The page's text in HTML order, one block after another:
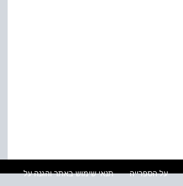
על הספרייה
תנאי שימוש באתר והגנה על